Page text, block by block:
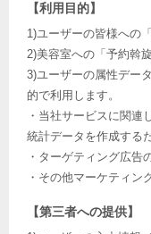
【利用目的】
1)ユーザーの皆様への
2)美容室への「予約斡
3)ユーザーの属性デー
的で利用します。
・当社サービスに関連
統計データを作成する
・ターゲティング広告
・その他マーケティン
【第三者への提供】